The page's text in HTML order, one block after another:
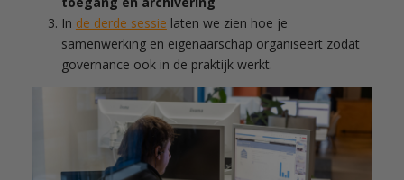
In de derde sessie laten we zien hoe je
samenwerking en eigenaarschap organiseert zodat
governance ook in de praktijk werkt.